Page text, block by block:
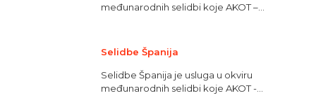
međunarodnih selidbi koje AKOT –...
Selidbe Španija
Selidbe Španija je usluga u okviru
međunarodnih selidbi koje AKOT -...